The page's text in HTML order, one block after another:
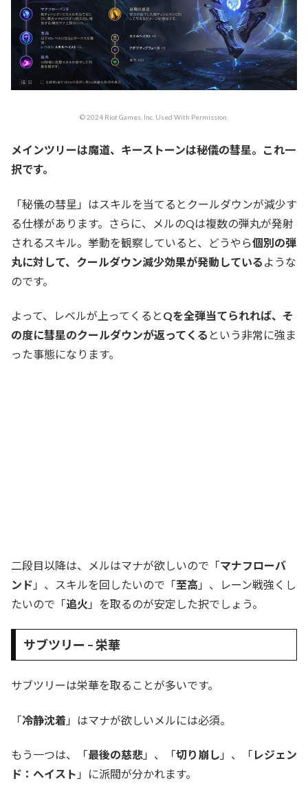
© 2024 Riot Games, Inc. Used With Permission.
メインツリーは魔道、キーストーンは秘儀の彗星。これ一
択です。
「秘儀の彗星」はスキルを当てるとクールダウンが減少す
る仕様があります。さらに、メルのQは複数の弾丸が発射
されるスキル。挙動を観察していると、どうやら個別の弾
丸に対して、クールダウン減少効果が発動している ような
のです。
よって、レベルが上ってくると Qを全弾当てられれば、そ
の度に彗星のクールダウンが返ってくる という非常に強ま
った事態になります。
二段目以降は、メルはマナが欲しいので「マナフローバ
ンド 」、スキルを回したいので「至高 」、レーン戦強くし
たいので「追火 」を取るのが安定した択でしょう。
サブツリー – 栄華
サブツリーは栄華を取ることが多いです。
「冷静沈着 」はマナが欲しいメルには必須。
もう一つは、「最後の慈悲 」、「切り崩し 」、「 レジェン
ド：ヘイスト 」に派閥が分かれます。